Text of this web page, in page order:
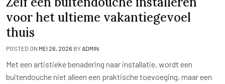
voor het ultieme vakantiegevoel
thuis
POSTED ON MEI 26, 2026 BYADMIN
Met een artistieke benadering naar installatie, wordt een
buitendouche niet alleen een praktische toevoeging, maar een